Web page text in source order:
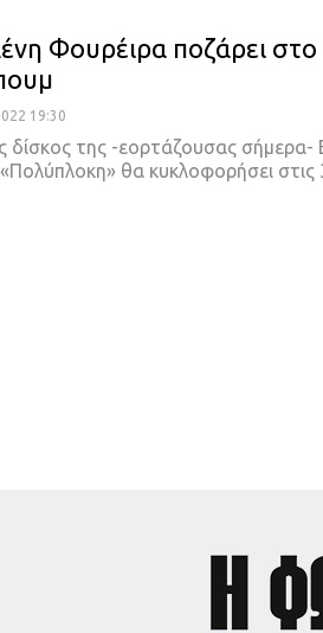
Φουρέιρα ποζάρει
19:30
δίσκος της -εορτάζουσας σήμερα-
«Πολύπλοκη» θα κυκλοφορήσει στις